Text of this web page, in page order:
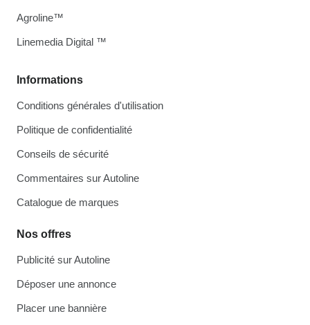
Informations
Conditions générales d'utilisation
Politique de confidentialité
Conseils de sécurité
Commentaires sur Autoline
Catalogue de marques
Nos offres
Publicité sur Autoline
Déposer une annonce
Placer une bannière
Agroline™
Linemedia Digital ™